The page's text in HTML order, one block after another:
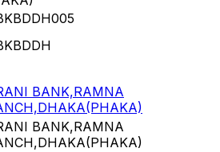
BANK,RAMNA
BANK,RAMNA